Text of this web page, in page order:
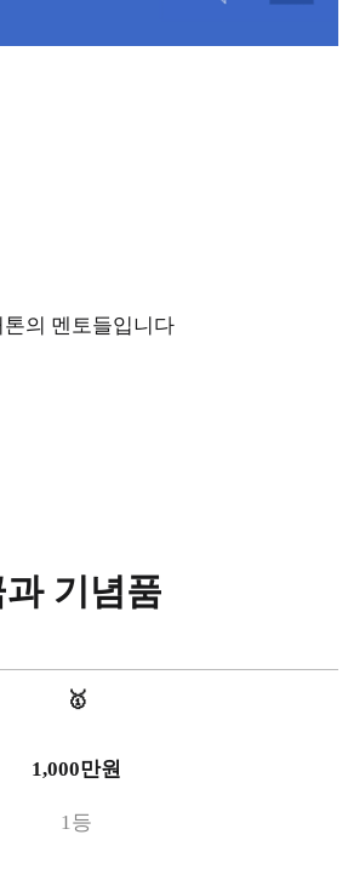
의 멘토들입니다
기념품
🥇
1,000만원
1등